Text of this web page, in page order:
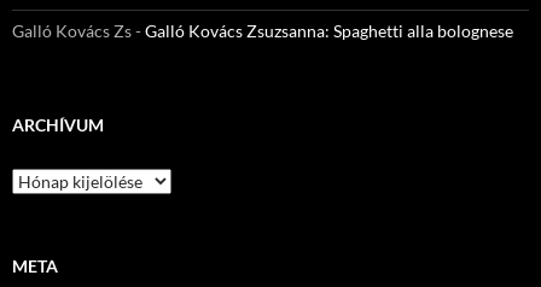
Galló Kovács Zs-Galló Kovács Zsuzsanna: Spaghetti alla bolognese
ARCHÍVUM
Archívum
META